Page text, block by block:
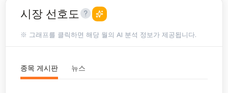
시장 선호도
※ 그래프를 클릭하면 해당 월의 AI 분석 정보가 제공됩니다.
종목 게시판 뉴스